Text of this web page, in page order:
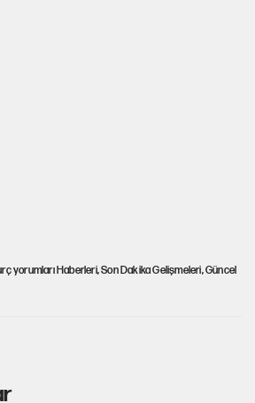
yorumları Haberleri, Son Dakika Gelişmeleri, Güncel
geçiyor! İşte günlük burç
ilişki, aşk...